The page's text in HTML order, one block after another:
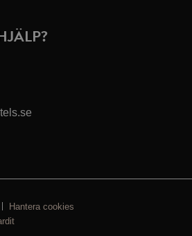
Hantera cookies